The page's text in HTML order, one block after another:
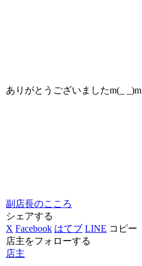
ありがとうございましたm(_ _)m
副店長のこころ
シェアする
X Facebook はてブ LINE コピー
店主をフォローする
店主